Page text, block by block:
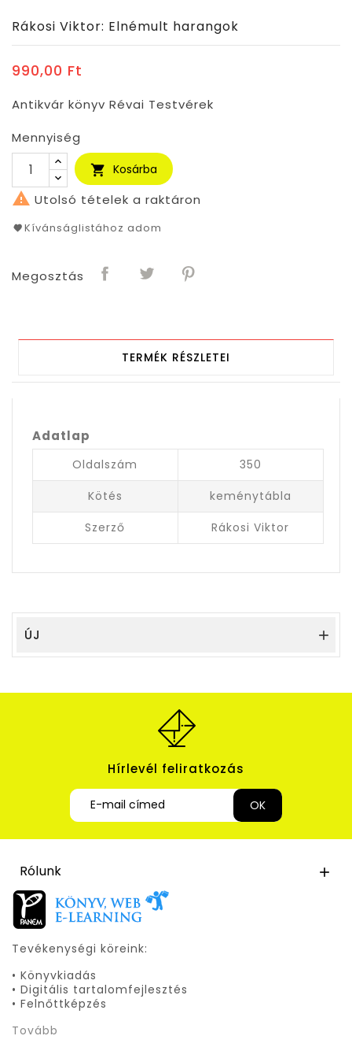
Rákosi Viktor: Elnémult harangok
990,00 Ft
Antikvár könyv Révai Testvérek
Mennyiség
 Kosárba
 Utolsó tételek a raktáron
Kívánságlistához adom
Megosztás
TERMÉK RÉSZLETEI
Adatlap
Oldalszám
350
Kötés
keménytábla
Szerző
Rákosi Viktor
ÚJ 
Hírlevél feliratkozás
Rólunk 
Tevékenységi köreink:
• Könyvkiadás
• Digitális tartalomfejlesztés
• Felnőttképzés
Tovább